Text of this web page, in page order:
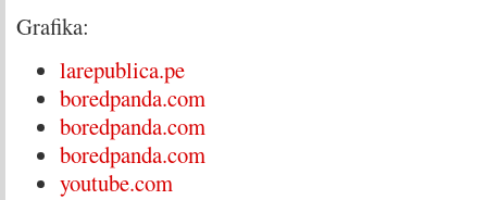
Grafika:
larepublica.pe
boredpanda.com
boredpanda.com
boredpanda.com
youtube.com